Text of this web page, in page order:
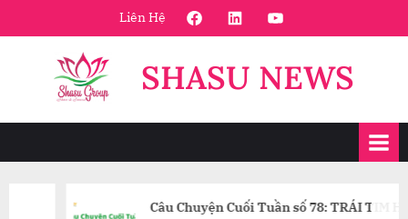
to
Liên Hệ FaceBookLinkedinYoutube
SHASU NEWS
Câu Chuyện Cuối Tuần số 78: TRÁI TIM HOÀN